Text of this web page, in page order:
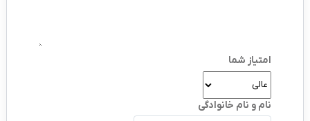
امتیاز شما
نام و نام خانوادگی